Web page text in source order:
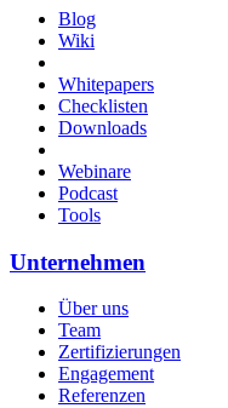
Blog
Wiki
Whitepapers
Checklisten
Downloads
Webinare
Podcast
Tools
Unternehmen
Über uns
Team
Zertifizierungen
Engagement
Referenzen